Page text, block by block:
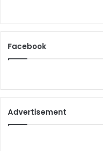
Facebook
Advertisement